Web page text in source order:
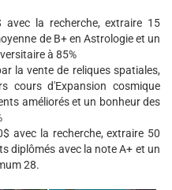
la recherche, extraire 15
de B+ en Astrologie et un
à 85%
la vente de reliques spatiales,
cours d'Expansion cosmique
améliorés et un bonheur des
avec la recherche, extraire 50
diplômés avec la note A+ et un
28.